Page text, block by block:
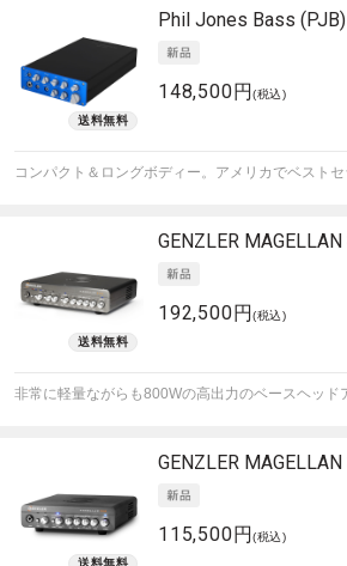
Phil Jones Bass (PJB)
148,500円(税込)
コンパクト＆ロングボディー。アメリカでベストセ
GENZLER
192,500円(税込)
非常に軽量ながらも800Wの高出力のベースヘッド
GENZLER
115,500円(税込)